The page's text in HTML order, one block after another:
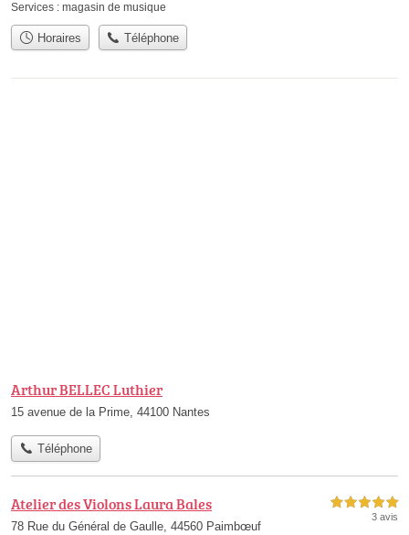
Services : magasin de musique
Horaires Téléphone
Arthur BELLEC Luthier
15 avenue de la Prime, 44100 Nantes
Téléphone
Atelier des Violons Laura Bales
78 Rue du Général de Gaulle, 44560 Paimbœuf
5,0 étoiles sur 5
3 avis